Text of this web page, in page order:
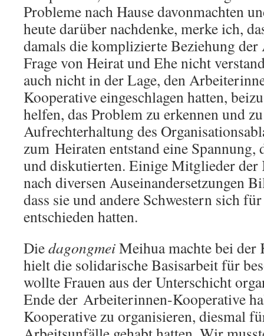
Probleme nach Hause davonmachten
heute darüber nachdenke, merke ich,
damals die komplizierte Beziehung
Frage von Heirat und Ehe nicht
auch nicht in der Lage, den
Kooperative eingeschlagen hatten,
helfen, das Problem zu erkennen und
Aufrechterhaltung des
zum Heiraten entstand eine
und diskutierten. Einige Mitglieder der
nach diversen Auseinandersetzungen
dass sie und andere Schwestern sich
entschieden hatten.
DiedagongmeiMeihua machte bei der
hielt die solidarische Basisarbeit für
wollte Frauen aus der Unterschicht
Ende der Arbeiterinnen-Kooperative
Kooperative zu organisieren, diesmal